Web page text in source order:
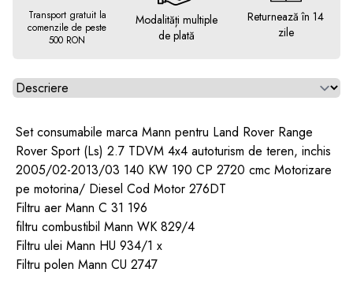
Transport gratuit la
comenzile de peste
500 RON
Modalități multiple
de plată
Returnează în 14
zile
Alegeti tab
Set consumabile marca Mann pentru Land Rover Range
Rover Sport (Ls) 2.7 TDVM 4x4 autoturism de teren, inchis
2005/02-2013/03 140 KW 190 CP 2720 cmc Motorizare
pe motorina/ Diesel Cod Motor 276DT
Filtru aer Mann C 31 196
filtru combustibil Mann WK 829/4
Filtru ulei Mann HU 934/1 x
Filtru polen Mann CU 2747